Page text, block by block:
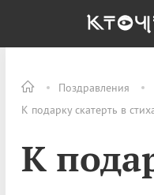
Поздравления
К подарку скатерть в
К